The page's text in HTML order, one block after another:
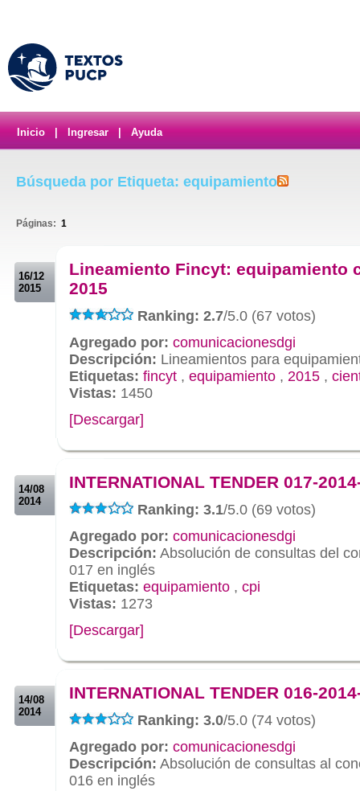
Inicio Ingresar Ayuda
Búsqueda por Etiqueta: equipamiento
Páginas: 1
16/12
2015
Lineamiento Fincyt: equipamiento
2015
Ranking: 2.7/5.0 (67 votos)
Agregado por: comunicacionesdgi
Descripción: Lineamientos para
Etiquetas: fincyt , equipamiento , 2015 ,
Vistas: 1450
[Descargar]
14/08
2014
INTERNATIONAL TENDER 017-
Ranking: 3.1/5.0 (69 votos)
Agregado por: comunicacionesdgi
Descripción: Absolución de consultas del
017 en inglés
Etiquetas: equipamiento , cpi
Vistas: 1273
[Descargar]
14/08
2014
INTERNATIONAL TENDER 016-
Ranking: 3.0/5.0 (74 votos)
Agregado por: comunicacionesdgi
Descripción: Absolución de consultas al
016 en inglés